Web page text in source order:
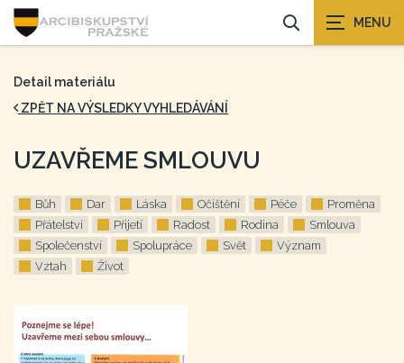
Detail materiálu
ZPĚT NA VÝSLEDKY VYHLEDÁVÁNÍ
UZAVŘEME SMLOUVU
Bůh Dar Láska Očištění Péče
Proměna
Přátelství
Přijetí Radost Rodina
Smlouva
Společenství
Spolupráce Svět
Význam
Vztah
Život